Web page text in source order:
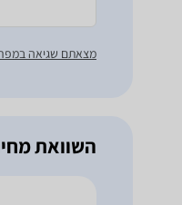
מצאתם שגיאה
השוואת